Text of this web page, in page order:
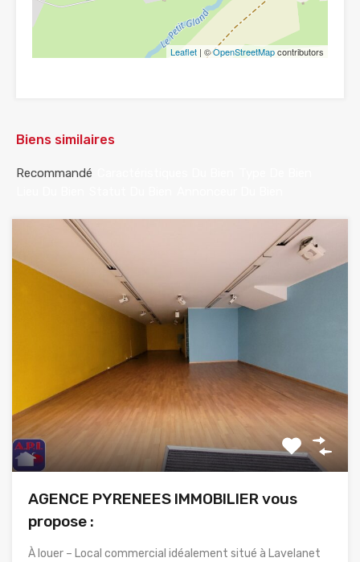
Leaflet | ©OpenStreetMapcontributors
Biens similaires
Recommandé
AGENCE PYRENEES IMMOBILIER vous
propose :
À louer – Local commercial idéalement situé à Lavelanet